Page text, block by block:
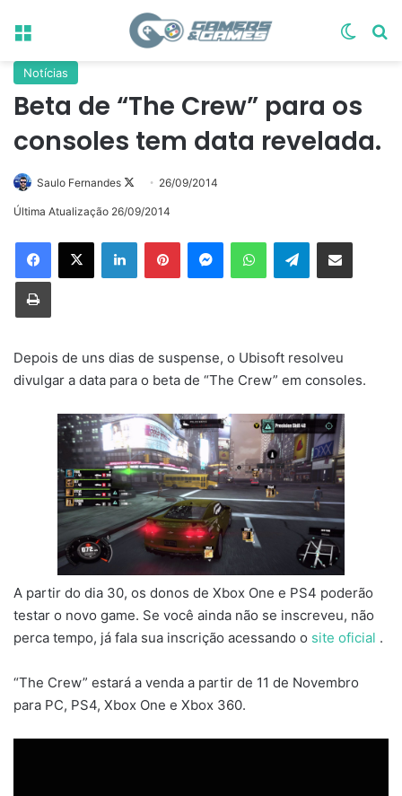
Menu
Notícias
Beta de “The Crew” para os
consoles tem data revelada.
Saulo Fernandes
Follow
on
26/09/2014
Última Atualização 26/09/2014
LinkedinPinterestMessengerWhatsAppTelegramCompartilhar via e-mail
Imprimir
Depois de uns dias de suspense, o Ubisoft resolveu
divulgar a data para o beta de “The Crew” em consoles.
A partir do dia 30, os donos de Xbox One e PS4 poderão
testar o novo game. Se você ainda não se inscreveu, não
perca tempo, já fala sua inscrição acessando o site oficial .
“The Crew” estará a venda a partir de 11 de Novembro
para PC, PS4, Xbox One e Xbox 360.